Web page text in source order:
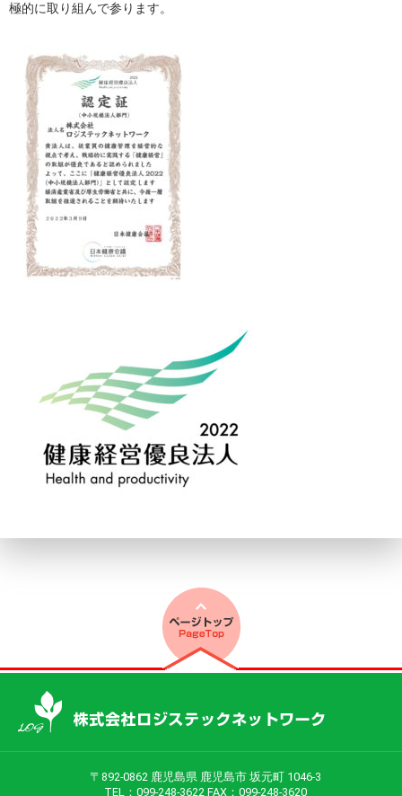
極的に取り組んで参ります。
〒892-0862 鹿児島県 鹿児島市 坂元町 1046-3
TEL：099-248-3622 FAX：099-248-3620